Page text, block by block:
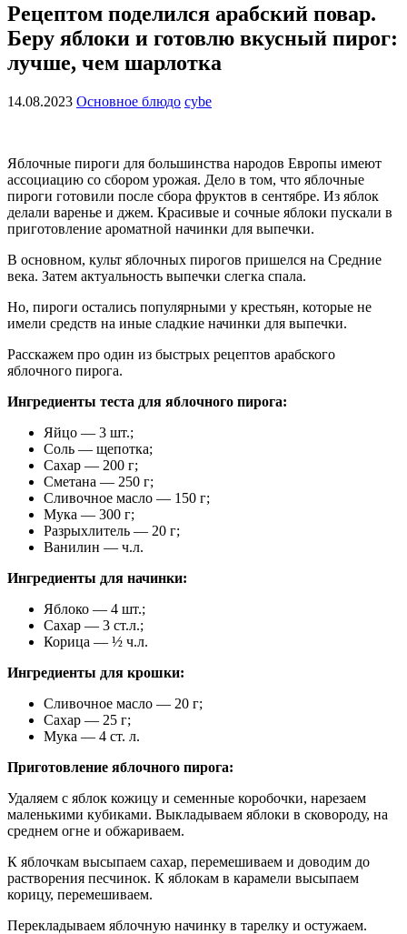
Рецептом поделился арабский повар.
Беру яблоки и готовлю вкусный пирог:
лучше, чем шарлотка
14.08.2023 Основное блюдо cybe
Яблочные пироги для большинства народов Европы имеют
ассоциацию со сбором урожая. Дело в том, что яблочные
пироги готовили после сбора фруктов в сентябре. Из яблок
делали варенье и джем. Красивые и сочные яблоки пускали в
приготовление ароматной начинки для выпечки.
В основном, культ яблочных пирогов пришелся на Средние
века. Затем актуальность выпечки слегка спала.
Но, пироги остались популярными у крестьян, которые не
имели средств на иные сладкие начинки для выпечки.
Расскажем про один из быстрых рецептов арабского
яблочного пирога.
Ингредиенты теста для яблочного пирога:
Яйцо — 3 шт.;
Соль — щепотка;
Сахар — 200 г;
Сметана — 250 г;
Сливочное масло — 150 г;
Мука — 300 г;
Разрыхлитель — 20 г;
Ванилин — ч.л.
Ингредиенты для начинки:
Яблоко — 4 шт.;
Сахар — 3 ст.л.;
Корица — ½ ч.л.
Ингредиенты для крошки:
Сливочное масло — 20 г;
Сахар — 25 г;
Мука — 4 ст. л.
Приготовление яблочного пирога:
Удаляем с яблок кожицу и семенные коробочки, нарезаем
маленькими кубиками. Выкладываем яблоки в сковороду, на
среднем огне и обжариваем.
К яблочкам высыпаем сахар, перемешиваем и доводим до
растворения песчинок. К яблокам в карамели высыпаем
корицу, перемешиваем.
Перекладываем яблочную начинку в тарелку и остужаем.